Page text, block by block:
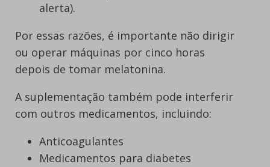
alerta).
Por essas razões, é importante não dirigir
ou operar máquinas por cinco horas
depois de tomar melatonina.
A suplementação também pode interferir
com outros medicamentos, incluindo:
Anticoagulantes
Medicamentos para diabetes